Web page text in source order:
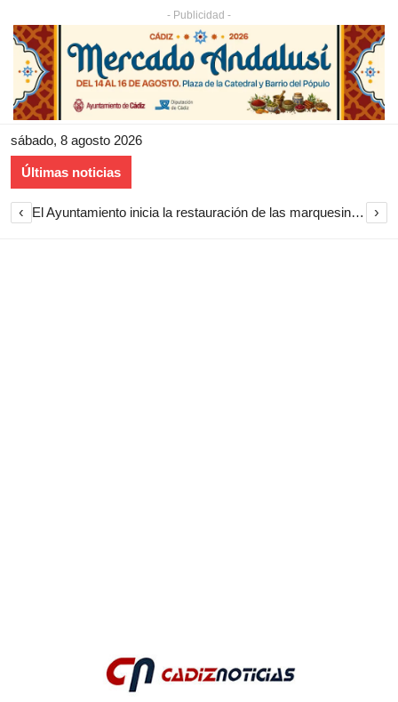
- Publicidad -
sábado, 8 agosto 2026
Últimas noticias
‹ El Ayuntamiento inicia la restauración de las marquesinas de Plaza Esteve para volver a instalarlas en el centro de Jerez ›